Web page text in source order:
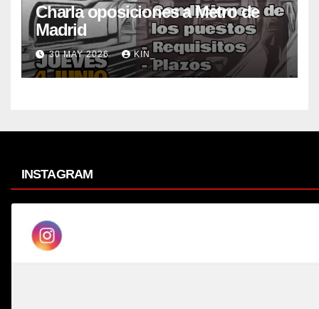
Charla oposiciones a Metro de
Madrid
30 MAY 2026 KIN_
INSTAGRAM